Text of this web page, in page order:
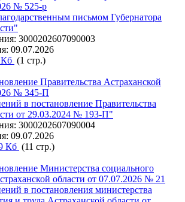
№ 525-р
письмом Губернатора
3000202607090003
09.07.2026
Кб (1 стр.)
Правительства Астраханской
№ 345-П
в постановление Правительства
от 29.03.2024 № 193-П"
3000202607090004
09.07.2026
Кб (11 стр.)
Министерства социального
области от 07.07.2026 № 21
в постановления министерства